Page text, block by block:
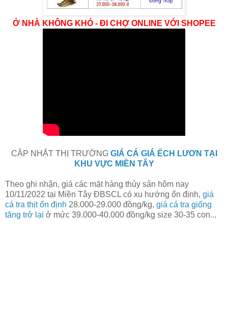
Ở NHÀ KHÔNG KHÓ - ĐI CHỢ ONLINE VỚI SHOPEE
CẬP NHẬT THỊ TRƯỜNG GIÁ CÁ GIÁ ẾCH LƯƠN TẠI
KHU VỰC MIỀN TÂY
Theo ghi nhận, giá các mặt hàng thủy sản hôm nay
10/11/2022 tại Miền Tây ĐBSCL có xu hướng ổn định, giá
cá tra thịt ổn định 28.000-29.000 đồng/kg, giá cá tra giống
tăng trở lại ở mức 39.000-40.000 đồng/kg size 30-35 con...